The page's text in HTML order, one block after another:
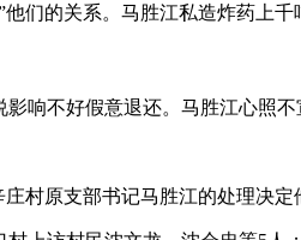
们的关系。马胜江私造炸药上
响不好假意退还。马胜江心照
村原支部书记马胜江的处理决定